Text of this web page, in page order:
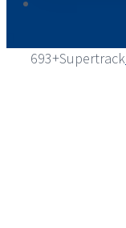
693+Supertrack